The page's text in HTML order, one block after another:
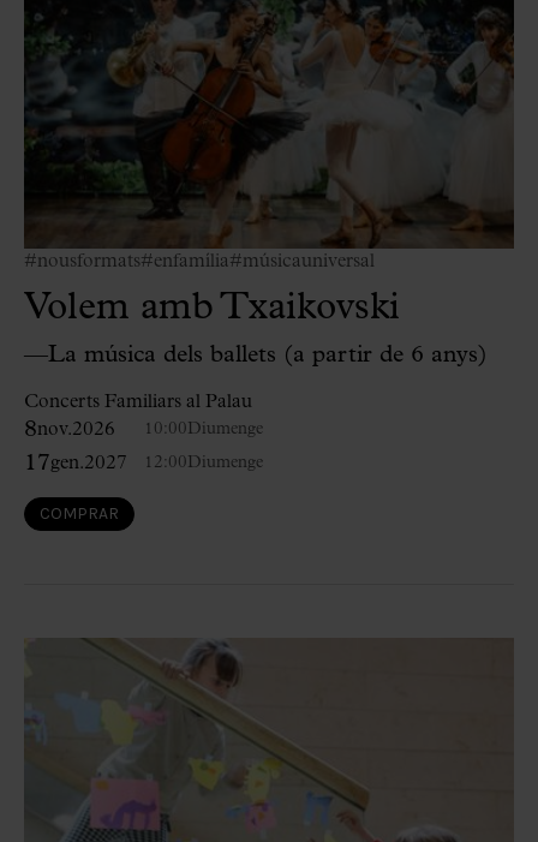
#nousformats#enfamília#músicauniversal
Volem amb Txaikovski
—La música dels ballets (a partir de 6 anys)
Concerts Familiars al Palau
8nov.2026 10:00Diumenge
17gen.2027 12:00Diumenge
COMPRAR